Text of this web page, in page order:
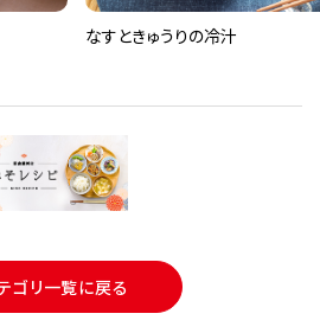
なすときゅうりの冷汁
ゴリ一覧に戻る